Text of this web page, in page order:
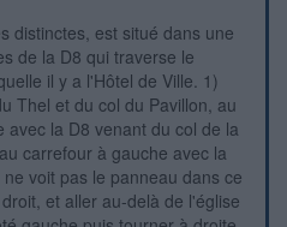
distinctes, est situé dans une
de la D8 qui traverse le
il y a l'Hôtel de Ville. 1)
Thel et du col du Pavillon, au
la D8 venant du col de la
carrefour à gauche avec la
voit pas le panneau dans ce
et aller au-delà de l'église